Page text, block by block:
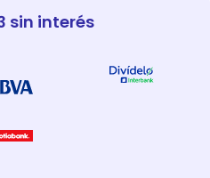
sin interés